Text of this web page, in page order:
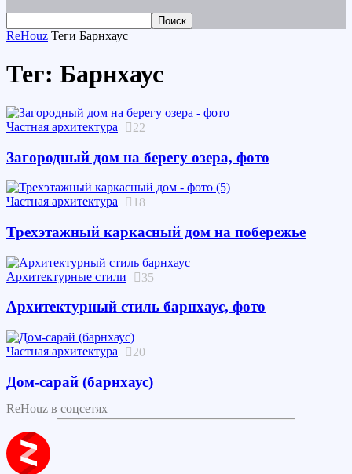
ReHouz Теги Барнхаус
Тег: Барнхаус
Частная архитектура 22
Загородный дом на берегу озера, фото
Частная архитектура 18
Трехэтажный каркасный дом на побережье
Архитектурные стили 35
Архитектурный стиль барнхаус, фото
Частная архитектура 20
Дом-сарай (барнхаус)
ReHouz в соцсетях